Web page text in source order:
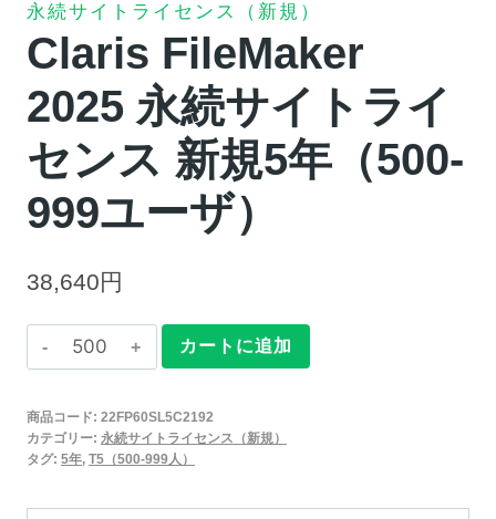
永続サイトライセンス（新規）
Claris FileMaker
2025 永続サイトライ
センス 新規5年（500-
999ユーザ）
38,640円
Claris
FileMaker
永
続
カートに追加
商品コード: 22FP60SL5C2192
カテゴリー: 永続サイトライセンス（新規）
タグ: 5年, T5（500-999人）